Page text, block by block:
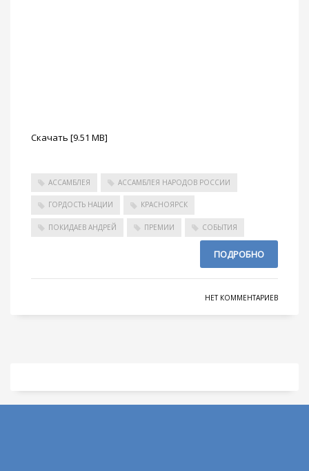
Скачать [9.51 MB]
АССАМБЛЕЯ АССАМБЛЕЯ НАРОДОВ РОССИИ
ГОРДОСТЬ НАЦИИ КРАСНОЯРСК
ПОКИДАЕВ АНДРЕЙ ПРЕМИИ СОБЫТИЯ
ПОДРОБНО
НЕТ КОММЕНТАРИЕВ